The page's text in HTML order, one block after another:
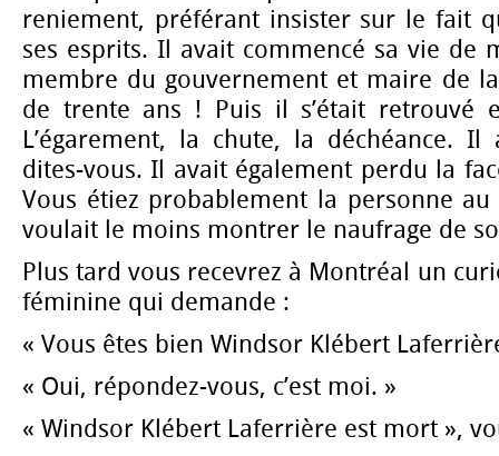
reniement, préférant insister sur le fait
ses esprits. Il avait commencé sa vie de
membre du gouvernement et maire de la
de trente ans ! Puis il s’était retrouvé
L’égarement, la chute, la déchéance.
dites-vous. Il avait également perdu la
Vous étiez probablement la personne
voulait le moins montrer le naufrage de
Plus tard vous recevrez à Montréal un
féminine qui demande :
« Vous êtes bien Windsor Klébert
« Oui, répondez-vous, c’est moi. »
« Windsor Klébert Laferrière est mort »,